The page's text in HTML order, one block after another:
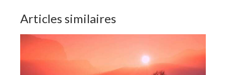
Articles similaires